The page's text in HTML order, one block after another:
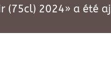
(75cl) 2024» a été